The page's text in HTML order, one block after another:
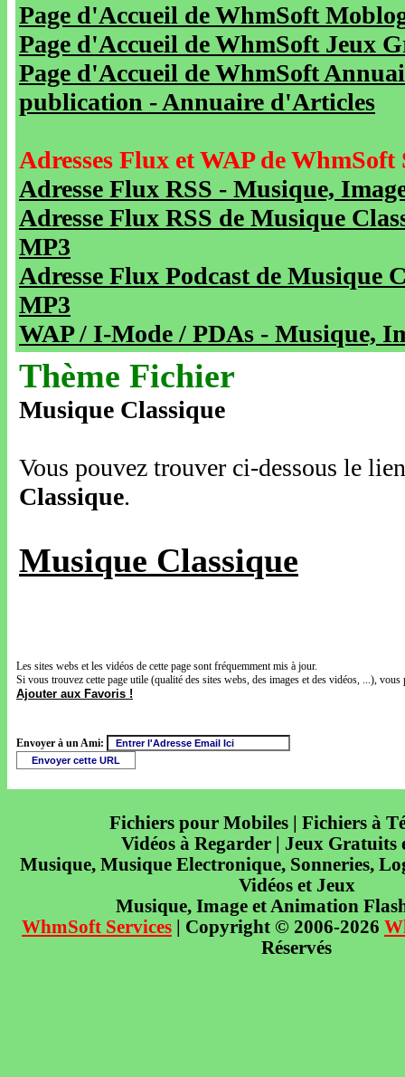
Page d'Accueil de WhmSoft
Page d'Accueil de WhmSoft Jeux
Page d'Accueil de WhmSoft
publication - Annuaire d'Articles
Adresses Flux et WAP de WhmSoft
Adresse Flux RSS - Musique,
Adresse Flux RSS de Musique
MP3
Adresse Flux Podcast de Musique
MP3
WAP / I-Mode / PDAs - Musique,
Thème Fichier
Musique Classique
Vous pouvez trouver ci-dessous le
Classique.
Musique Classique
Les sites webs et les vidéos de cette page sont fréquemment mis à jour.
Si vous trouvez cette page utile (qualité des sites webs, des images et des vidéos, ...),
Ajouter aux Favoris !
Envoyer à un Ami:
Fichiers pour Mobiles | Fichiers à
Vidéos à Regarder | Jeux Gratuits
Musique, Musique Electronique, Sonneries,
Vidéos et Jeux
Musique, Image et Animation
WhmSoft Services | Copyright © 2006-2026
Réservés